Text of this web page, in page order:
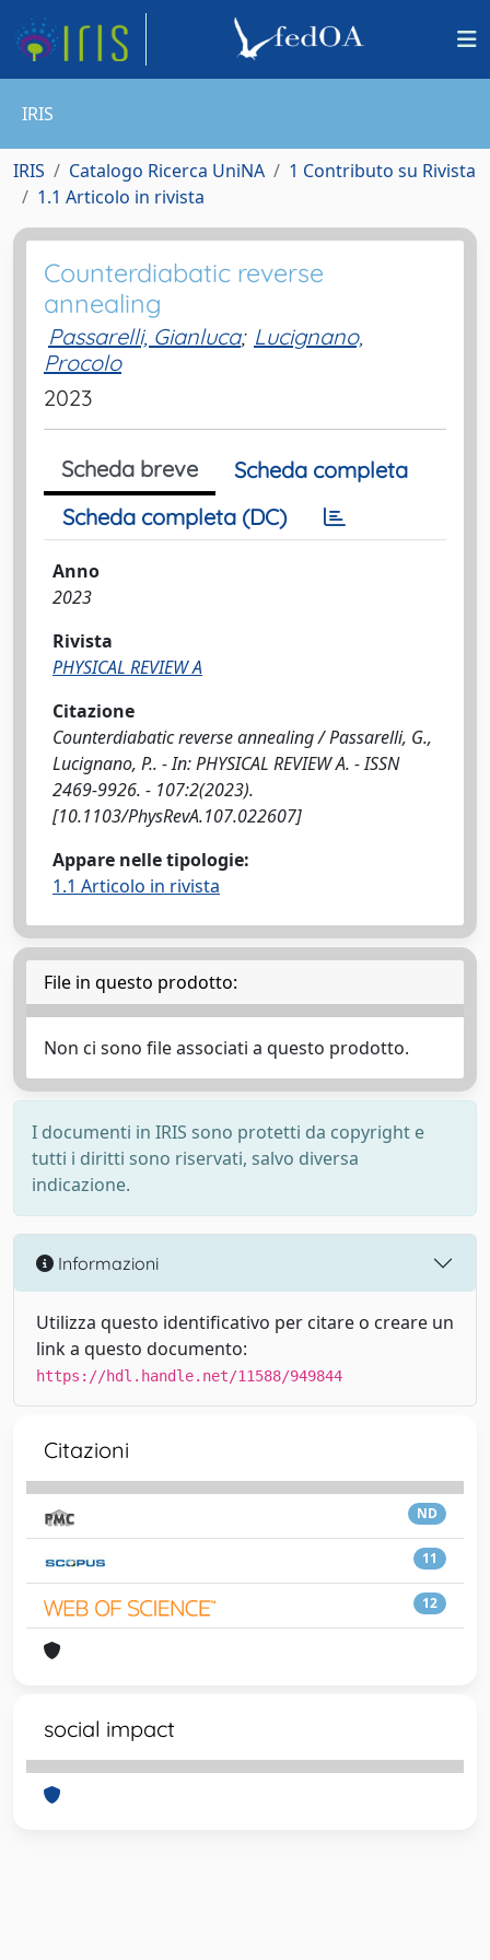
IRIS
IRIS Catalogo Ricerca UniNA
1 Contributo su Rivista
1.1 Articolo in rivista
Counterdiabatic reverse
annealing
Passarelli, Gianluca; Lucignano,
Procolo
2023
Scheda breve
Scheda completa
Scheda completa (DC)
Anno
2023
Rivista
PHYSICAL REVIEW A
Citazione
Counterdiabatic reverse annealing / Passarelli, G.,
Lucignano, P.. - In: PHYSICAL REVIEW A. - ISSN
2469-9926. - 107:2(2023).
[10.1103/PhysRevA.107.022607]
Appare nelle tipologie:
1.1 Articolo in rivista
File in questo prodotto:
Non ci sono file associati a questo prodotto.
I documenti in IRIS sono protetti da copyright e
tutti i diritti sono riservati, salvo diversa
indicazione.
Informazioni
Utilizza questo identificativo per citare o creare un
link a questo documento:
https://hdl.handle.net/11588/949844
Citazioni
ND
11
12
social impact